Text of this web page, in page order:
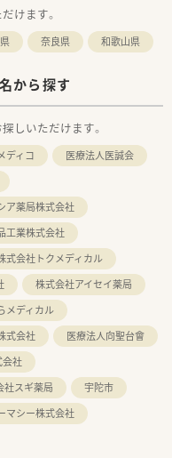
けます。
奈良県 和歌山県
から探す
しいただけます。
ディコ
医療法人医誠会
ア薬局株式会社
工業株式会社
式会社トクメディカル
株式会社アイセイ薬局
メディカル
式会社
医療法人向聖台會
会社
社スギ薬局
宇陀市
マシー株式会社